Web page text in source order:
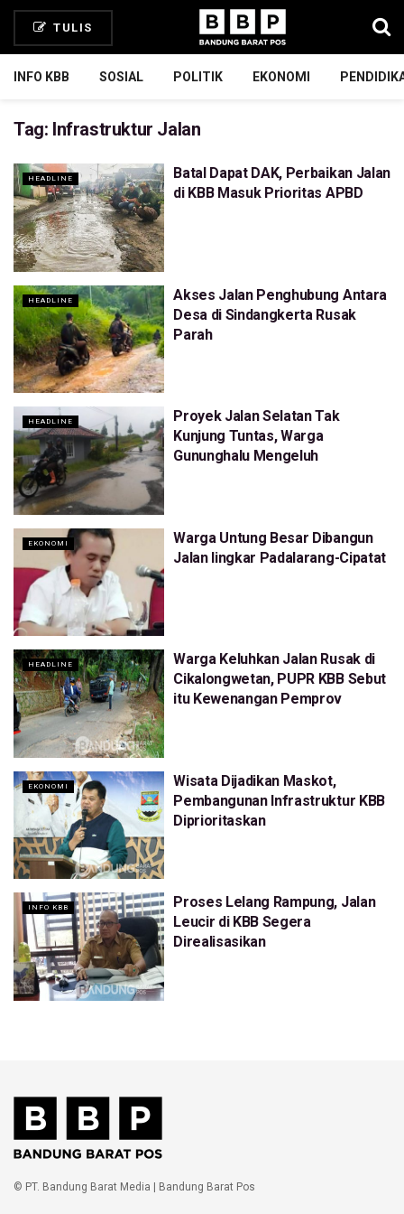
TULIS
INFO KBB SOSIAL POLITIK EKONOMI
Tag: Infrastruktur Jalan
HEADLINE
Batal Dapat DAK, Perbaikan Jalan
di KBB Masuk Prioritas APBD
HEADLINE
Akses Jalan Penghubung Antara
Desa di Sindangkerta Rusak
Parah
HEADLINE
Proyek Jalan Selatan Tak
Kunjung Tuntas, Warga
Gununghalu Mengeluh
EKONOMI
Warga Untung Besar Dibangun
Jalan lingkar Padalarang-Cipatat
HEADLINE
Warga Keluhkan Jalan Rusak di
Cikalongwetan, PUPR KBB Sebut
itu Kewenangan Pemprov
EKONOMI
Wisata Dijadikan Maskot,
Pembangunan Infrastruktur KBB
Diprioritaskan
INFO KBB
Proses Lelang Rampung, Jalan
Leucir di KBB Segera
Direalisasikan
© PT. Bandung Barat Media | Bandung Barat Pos